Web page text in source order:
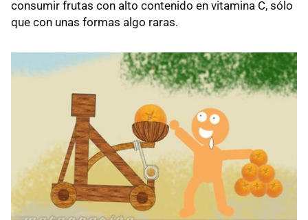
consumir frutas con alto contenido en vitamina C, sólo
que con unas formas algo raras.